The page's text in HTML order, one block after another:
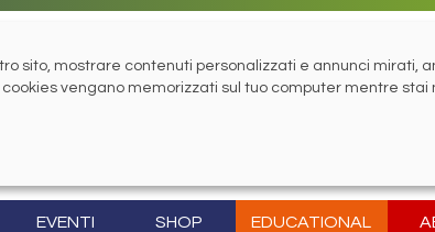
EVENTI SHOP EDUCATIONAL
sito, mostrare contenuti personalizzati e annunci mirati,
vengano memorizzati sul tuo computer mentre stai